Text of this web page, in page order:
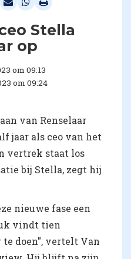
Stella
op
om 09:13
om 09:24
van Renselaar
jaar als ceo van het
vertrek staat los
bij Stella, zegt hij
nieuwe fase een
vindt tien
doen", vertelt Van